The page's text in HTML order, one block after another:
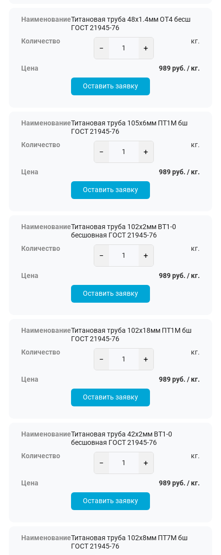
Титановая труба 48х1.4мм ОТ4 бесш
ГОСТ 21945-76
− +
кг.
989 руб. / кг.
Оставить заявку
Титановая труба 105х6мм ПТ1М бш
ГОСТ 21945-76
− +
кг.
989 руб. / кг.
Оставить заявку
Титановая труба 102х2мм ВТ1-0
бесшовная ГОСТ 21945-76
− +
кг.
989 руб. / кг.
Оставить заявку
Титановая труба 102х18мм ПТ1М бш
ГОСТ 21945-76
− +
кг.
989 руб. / кг.
Оставить заявку
Титановая труба 42х2мм ВТ1-0
бесшовная ГОСТ 21945-76
− +
кг.
989 руб. / кг.
Оставить заявку
Титановая труба 102х8мм ПТ7М бш
ГОСТ 21945-76